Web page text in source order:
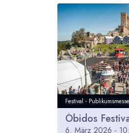
Festival - Publikumsmesse
6. März 2026 -